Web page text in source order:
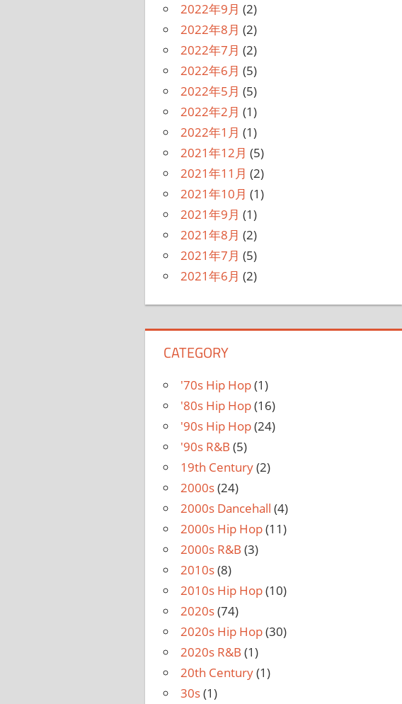
2022年9月 (2)
2022年8月 (2)
2022年7月 (2)
2022年6月 (5)
2022年5月 (5)
2022年2月 (1)
2022年1月 (1)
2021年12月 (5)
2021年11月 (2)
2021年10月 (1)
2021年9月 (1)
2021年8月 (2)
2021年7月 (5)
2021年6月 (2)
CATEGORY
'70s Hip Hop(1)
'80s Hip Hop(16)
'90s Hip Hop(24)
'90s R&B (5)
19th Century(2)
2000s(24)
2000s Dancehall (4)
2000s Hip Hop(11)
2000s R&B (3)
2010s(8)
2010s Hip Hop(10)
2020s(74)
2020s Hip Hop(30)
2020s R&B (1)
20th Century(1)
30s(1)